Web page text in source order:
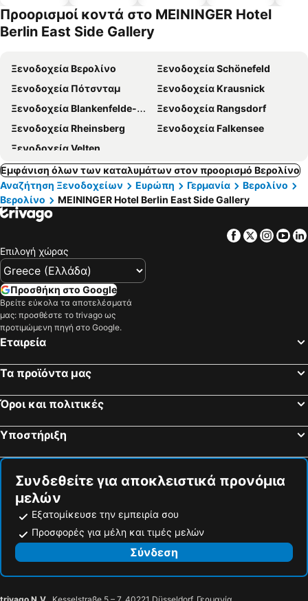
κατοικίδι
Προορισμοί κοντά στο MEININGER Hotel
Berlin East Side Gallery
Ξενοδοχεία Βερολίνο
Ξενοδοχεία Schönefeld
Ξενοδοχεία Πότσνταμ
Ξενοδοχεία Krausnick
Ξενοδοχεία Blankenfelde-Mahlow
Ξενοδοχεία Rangsdorf
Ξενοδοχεία Rheinsberg
Ξενοδοχεία Falkensee
Ξενοδοχεία Velten
Εμφάνιση όλων των καταλυμάτων στον προορισμό Βερολίνο
Αναζήτηση Ξενοδοχείων
Ευρώπη Γερμανία
Βερολίνο
Βερολίνο
MEININGER Hotel Berlin East Side Gallery
Facebook
Twitter
Επιλογή χώρας
Προσθήκη στο Google
Βρείτε εύκολα τα αποτελέσματά
μας: προσθέστε το trivago ως
προτιμώμενη πηγή στο Google.
Εταιρεία
Τα προϊόντα μας
Όροι και πολιτικές
Υποστήριξη
Συνδεθείτε για αποκλειστικά προνόμια
μελών
Εξατομίκευσε την εμπειρία σου
Προσφορές για μέλη και τιμές μελών
Σύνδεση